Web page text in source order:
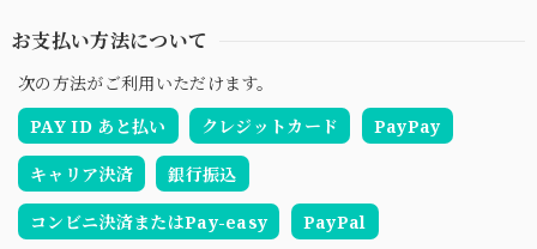
お支払い方法について
次の方法がご利用いただけます。
PAY ID あと払い
クレジットカード PayPay
キャリア決済 銀行振込
コンビニ決済またはPay-easy PayPal